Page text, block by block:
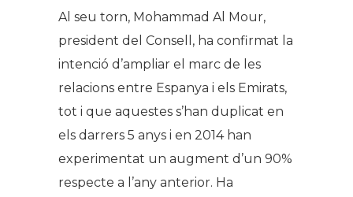
Al seu torn, Mohammad Al Mour,
president del Consell, ha confirmat la
intenció d’ampliar el marc de les
relacions entre Espanya i els Emirats,
tot i que aquestes s’han duplicat en
els darrers 5 anys i en 2014 han
experimentat un augment d’un 90%
respecte a l’any anterior. Ha